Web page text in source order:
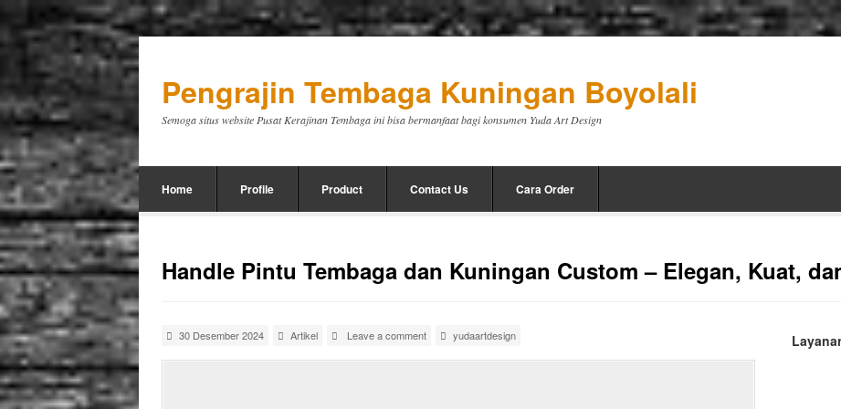
Pengrajin Tembaga Kuningan Boyolali
Semoga situs website Pusat Kerajinan Tembaga ini bisa bermanfaat bagi konsumen Yuda Art Design
Home Profile Product Contact Us Cara Order
Handle Pintu Tembaga dan Kuningan Custom – Elegan, Kuat,
30 Desember 2024 Artikel Leave a comment yudaartdesign